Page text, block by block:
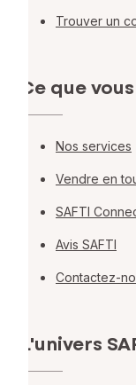
Trouver un
Ce que
Nos services
Vendre en
SAFTI
Avis SAFTI
Contactez-
L'univers